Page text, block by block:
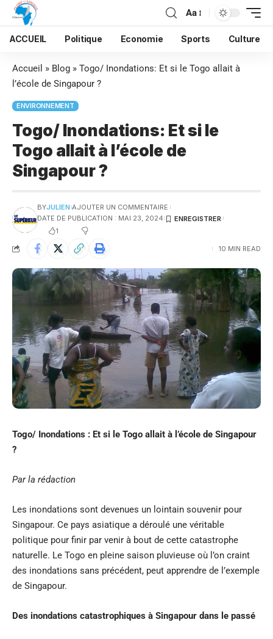
Aa
ACCUEIL Politique Economie Sports Culture
Accueil » Blog » Togo/ Inondations: Et si le Togo allait à
l’école de Singapour ?
ENVIRONNEMENT
Togo/ Inondations: Et si le
Togo allait à l’école de
Singapour ?
BYJULIEN AJOUTER UN COMMENTAIRE
DATE DE PUBLICATION : MAI 23, 2024
1
10 MIN READ
Togo/ Inondations : Et si le Togo allait à l’école de Singapour
?
Par la rédaction
Les inondations sont devenues un lointain souvenir pour
Singapour. Ce pays asiatique a déroulé une véritable
politique pour finir par venir à bout de cette catastrophe
naturelle. Le Togo en pleine saison pluvieuse où l’on craint
des inondations sans précédent, peut apprendre de l’exemple
de Singapour.
Des inondations catastrophiques à Singapour dans le passé